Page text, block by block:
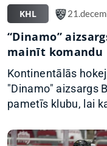
KHL
“Dinamo”
mainīt komandu
Kontinentālās
"Dinamo" aizsargs
pametīs klubu, lai